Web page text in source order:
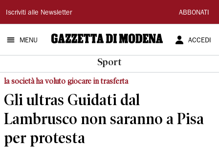
Gazzetta
di
Modena
Iscriviti alle Newsletter ABBONATI
MENU ACCEDI
Sport
la società ha voluto giocare in trasferta
Gli ultras Guidati dal
Lambrusco non saranno a Pisa
per protesta